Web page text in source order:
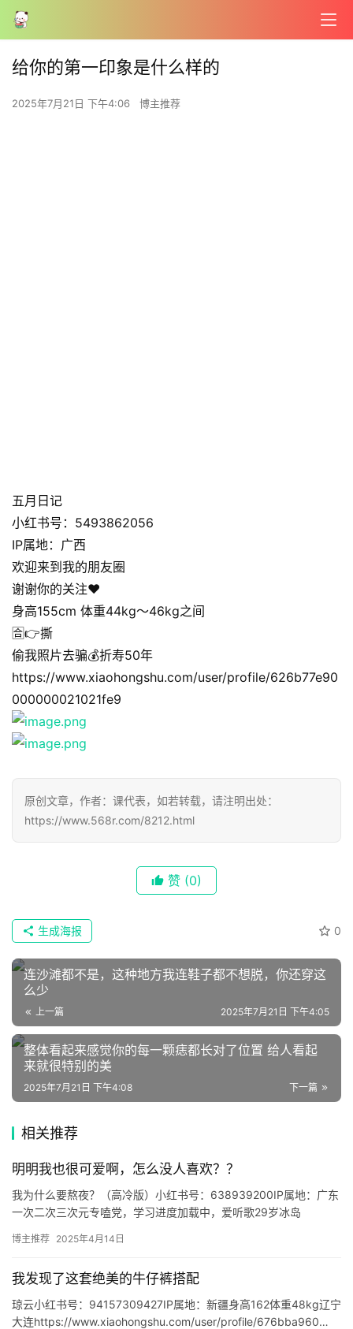
首
📖
墨
语
集
🔥
热
榜
速
递
🌱
主
星
登录 注册
给你的第一印象是什么样的
2025年7月21日 下午4:06 博主推荐
五月日记
小红书号：5493862056
IP属地：广西
欢迎来到我的朋友圈
谢谢你的关注❤️
身高155cm 体重44kg～46kg之间
🈴👉撕
偷我照片去骗💰折寿50年
https://www.xiaohongshu.com/user/profile/626b77e90
000000021021fe9
原创文章，作者：课代表，如若转载，请注明出处：
https://www.568r.com/8212.html
赞 (0)
0
生成海报
连沙滩都不是，这种地方我连鞋子都不想脱，你还穿这
么少
上一篇 2025年7月21日 下午4:05
整体看起来感觉你的每一颗痣都长对了位置 给人看起
来就很特别的美
下一篇
2025年7月21日 下午4:08
相关推荐
明明我也很可爱啊，怎么没人喜欢？？
我为什么要熬夜？（高冷版）小红书号：638939200IP属地：广东
一次二次三次元专嗑党，学习进度加载中，爱听歌29岁冰岛
博主推荐 2025年4月14日
我发现了这套绝美的牛仔裤搭配
琼云小红书号：94157309427IP属地：新疆身高162体重48kg辽宁
大连https://www.xiaohongshu.com/user/profile/676bba960…